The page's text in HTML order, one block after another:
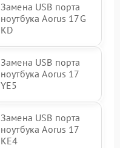
Замена USB порта
ноутбука Aorus 17G
KD
Замена USB порта
ноутбука Aorus 17
YE5
Замена USB порта
ноутбука Aorus 17
KE4